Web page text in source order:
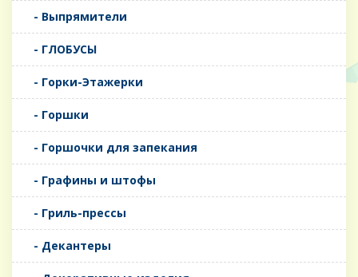
- Выпрямители
- ГЛОБУСЫ
- Горки-Этажерки
- Горшки
- Горшочки для запекания
- Графины и штофы
- Гриль-прессы
- Декантеры